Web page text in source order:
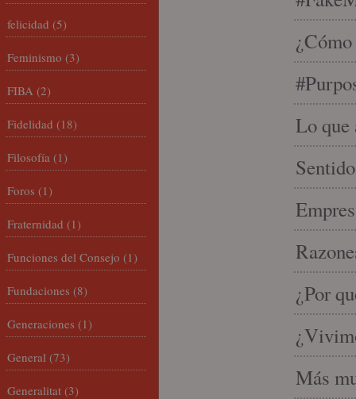
Lo que
¿Por
Más
felicidad (5)
Feminismo (3)
FIBA (2)
Fidelidad (18)
Filosofía (1)
Foros (1)
Fraternidad (1)
Funciones del Consejo (1)
Fundaciones (8)
Generaciones (1)
General (73)
Generalitat (3)